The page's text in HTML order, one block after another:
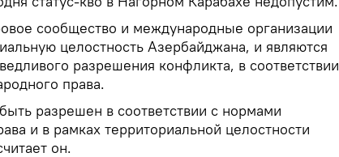
сообщество и международные организации
целостность Азербайджана, и являются
разрешения конфликта, в соответствии
права.
разрешен в соответствии с нормами
и в рамках территориальной целостности
он.